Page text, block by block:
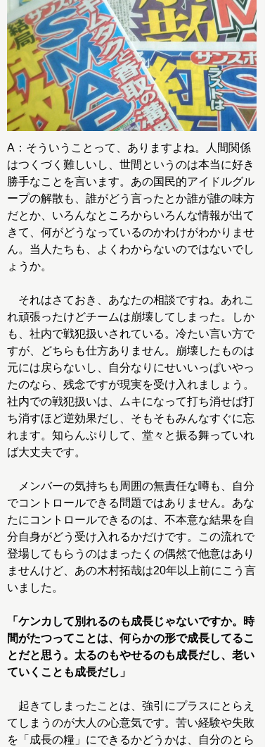
A：そういうことって、ありますよね。人間関係
はつくづく難しいし、世間というのは本当に好き
勝手なことを言います。あの国民的アイドルグル
ープの解散も、誰がどう言ったとか誰が誰の味方
だとか、いろんなところからいろんな情報が出て
きて、何がどうなっているのかわけがわかりませ
ん。当人たちも、よくわからないのではないでし
ょうか。
それはさておき、あなたの相談ですね。あれこ
れ頑張ったけどチームは崩壊してしまった。しか
も、社内で戦犯扱いされている。冷たい言い方で
すが、どちらも仕方ありません。崩壊したものは
元には戻らないし、自分なりにせいいっぱいやっ
たのなら、残念ですが現実を受け入れましょう。
社内での戦犯扱いは、ムキになって打ち消せば打
ち消すほど逆効果だし、そもそもみんなすぐに忘
れます。知らんぷりして、堂々と振る舞っていれ
ば大丈夫です。
メンバーの気持ちも周囲の無責任な噂も、自分
でコントロールできる問題ではありません。あな
たにコントロールできるのは、不本意な結果を自
分自身がどう受け入れるかだけです。この流れで
登場してもらうのはまったくの偶然で他意はあり
ませんけど、あの木村拓哉は20年以上前にこう言
いました。
「ケンカして別れるのも成長じゃないですか。時
間がたつってことは、何らかの形で成長してるこ
とだと思う。太るのもやせるのも成長だし、老い
ていくことも成長だし」
起きてしまったことは、強引にプラスにとらえ
てしまうのが大人の心意気です。苦い経験や失敗
を「成長の糧」にできるかどうかは、自分のとら